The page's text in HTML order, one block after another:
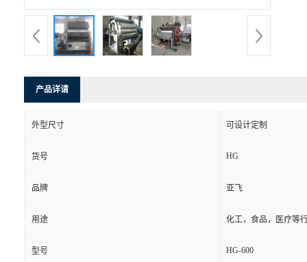
产品详请
外型尺寸 可设计定制
货号 HG
品牌 亚飞
用途 化工，食品，医疗等
型号 HG-600